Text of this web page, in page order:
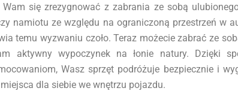
Wam się zrezygnować z zabrania ze sobą
namiotu ze względu na ograniczoną przestrzeń w
temu wyzwaniu czoło. Teraz możecie zabrać ze
aktywny wypoczynek na łonie natury. Dzięki
Wasz sprzęt podróżuje bezpiecznie i
dla siebie we wnętrzu pojazdu.